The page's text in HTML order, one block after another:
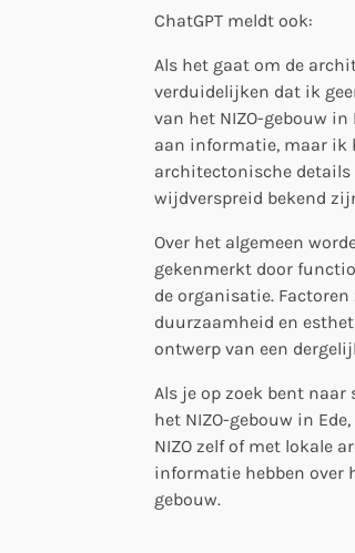
ChatGPT meldt ook:
Als het gaat om de
verduidelijken dat ik
van het NIZO-gebouw in
aan informatie, maar ik
architectonische
wijdverspreid bekend
Over het algemeen
gekenmerkt door
de organisatie.
duurzaamheid en
ontwerp van een
Als je op zoek bent
het NIZO-gebouw in
NIZO zelf of met lokale
informatie hebben over
gebouw.